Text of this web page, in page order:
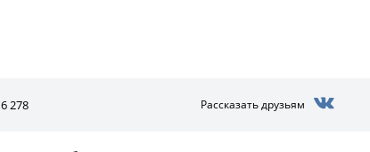
6 278 Рассказать друзьям